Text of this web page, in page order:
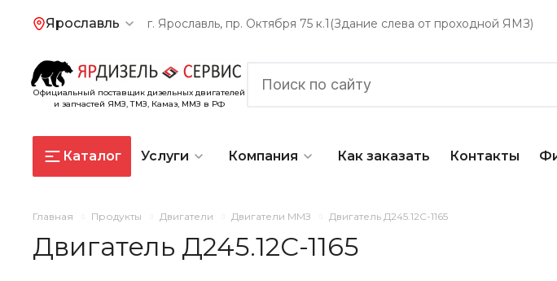
Ярославль г. Ярославль, пр. Октября 75 к.1(Здание слева от проходной ЯМЗ)
Официальный поставщик дизельных двигателей
и запчастей ЯМЗ, ТМЗ, Камаз, ММЗ в РФ
Каталог Услуги Компания Как заказать Контакты
Главная Продукты Двигатели Двигатели ММЗ Двигатель Д245.12С-1165
Двигатель Д245.12С-1165